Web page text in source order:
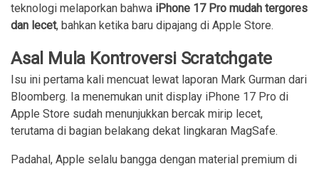
teknologi melaporkan bahwa iPhone 17 Pro mudah tergores
dan lecet, bahkan ketika baru dipajang di Apple Store.
Asal Mula Kontroversi Scratchgate
Isu ini pertama kali mencuat lewat laporan Mark Gurman dari
Bloomberg. Ia menemukan unit display iPhone 17 Pro di
Apple Store sudah menunjukkan bercak mirip lecet,
terutama di bagian belakang dekat lingkaran MagSafe.
Padahal, Apple selalu bangga dengan material premium di